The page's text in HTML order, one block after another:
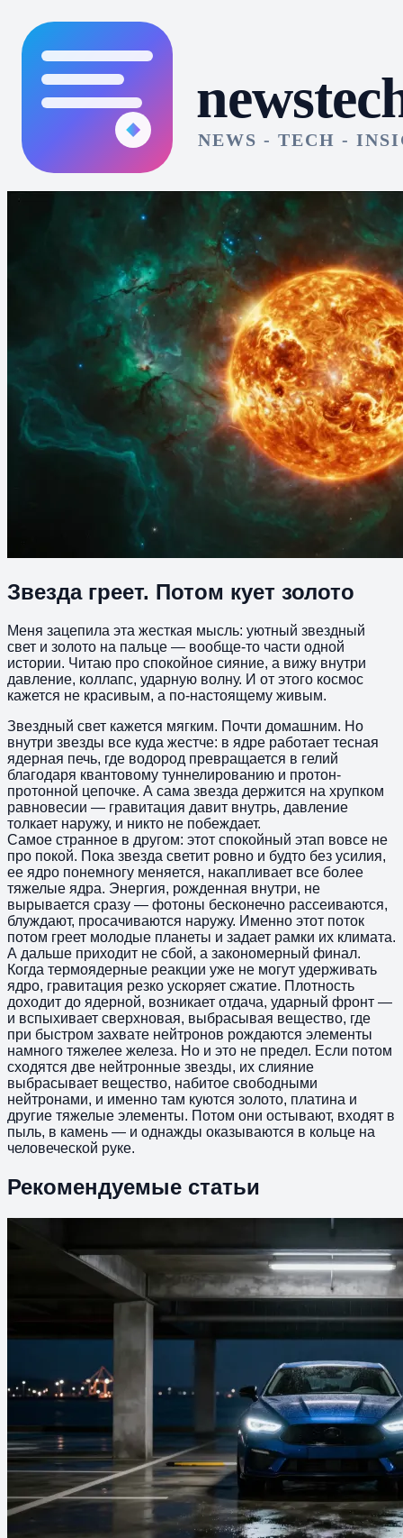
Звезда греет. Потом кует золото
Меня зацепила эта жесткая мысль: уютный звездный
свет и золото на пальце — вообще-то части одной
истории. Читаю про спокойное сияние, а вижу внутри
давление, коллапс, ударную волну. И от этого космос
кажется не красивым, а по-настоящему живым.
Звездный свет кажется мягким. Почти домашним. Но
внутри звезды все куда жестче: в ядре работает тесная
ядерная печь, где водород превращается в гелий
благодаря квантовому туннелированию и протон-
протонной цепочке. А сама звезда держится на хрупком
равновесии — гравитация давит внутрь, давление
толкает наружу, и никто не побеждает.
Самое странное в другом: этот спокойный этап вовсе не
про покой. Пока звезда светит ровно и будто без усилия,
ее ядро понемногу меняется, накапливает все более
тяжелые ядра. Энергия, рожденная внутри, не
вырывается сразу — фотоны бесконечно рассеиваются,
блуждают, просачиваются наружу. Именно этот поток
потом греет молодые планеты и задает рамки их климата.
А дальше приходит не сбой, а закономерный финал.
Когда термоядерные реакции уже не могут удерживать
ядро, гравитация резко ускоряет сжатие. Плотность
доходит до ядерной, возникает отдача, ударный фронт —
и вспыхивает сверхновая, выбрасывая вещество, где
при быстром захвате нейтронов рождаются элементы
намного тяжелее железа. Но и это не предел. Если потом
сходятся две нейтронные звезды, их слияние
выбрасывает вещество, набитое свободными
нейтронами, и именно там куются золото, платина и
другие тяжелые элементы. Потом они остывают, входят в
пыль, в камень — и однажды оказываются в кольце на
человеческой руке.
Рекомендуемые статьи